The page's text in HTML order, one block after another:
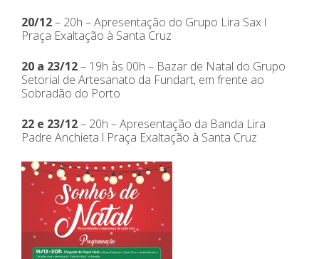
20/12– 20h – Apresentação do Grupo Lira Sax l
Praça Exaltação à Santa Cruz
20 a 23/12– 19h às 00h – Bazar de Natal do Grupo
Setorial de Artesanato da Fundart, em frente ao
Sobradão do Porto
22 e 23/12– 20h – Apresentação da Banda Lira
Padre Anchieta l Praça Exaltação à Santa Cruz